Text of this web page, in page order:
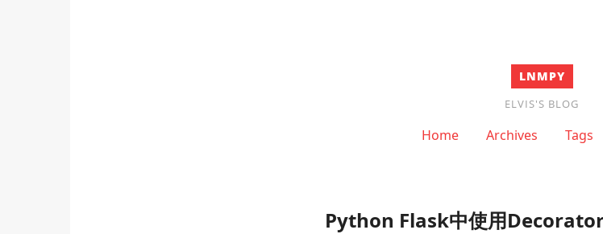
LNMPY
ELVIS'S BLOG
Home Archives Tags
Python Flask中使用